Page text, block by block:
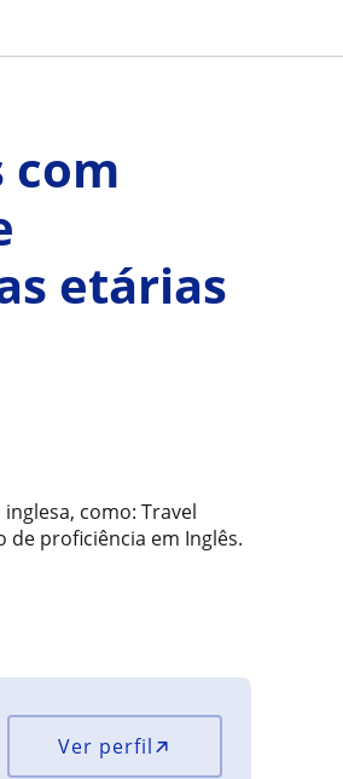
com
etárias
como: Travel
de proficiência em Inglês.
Ver perfil